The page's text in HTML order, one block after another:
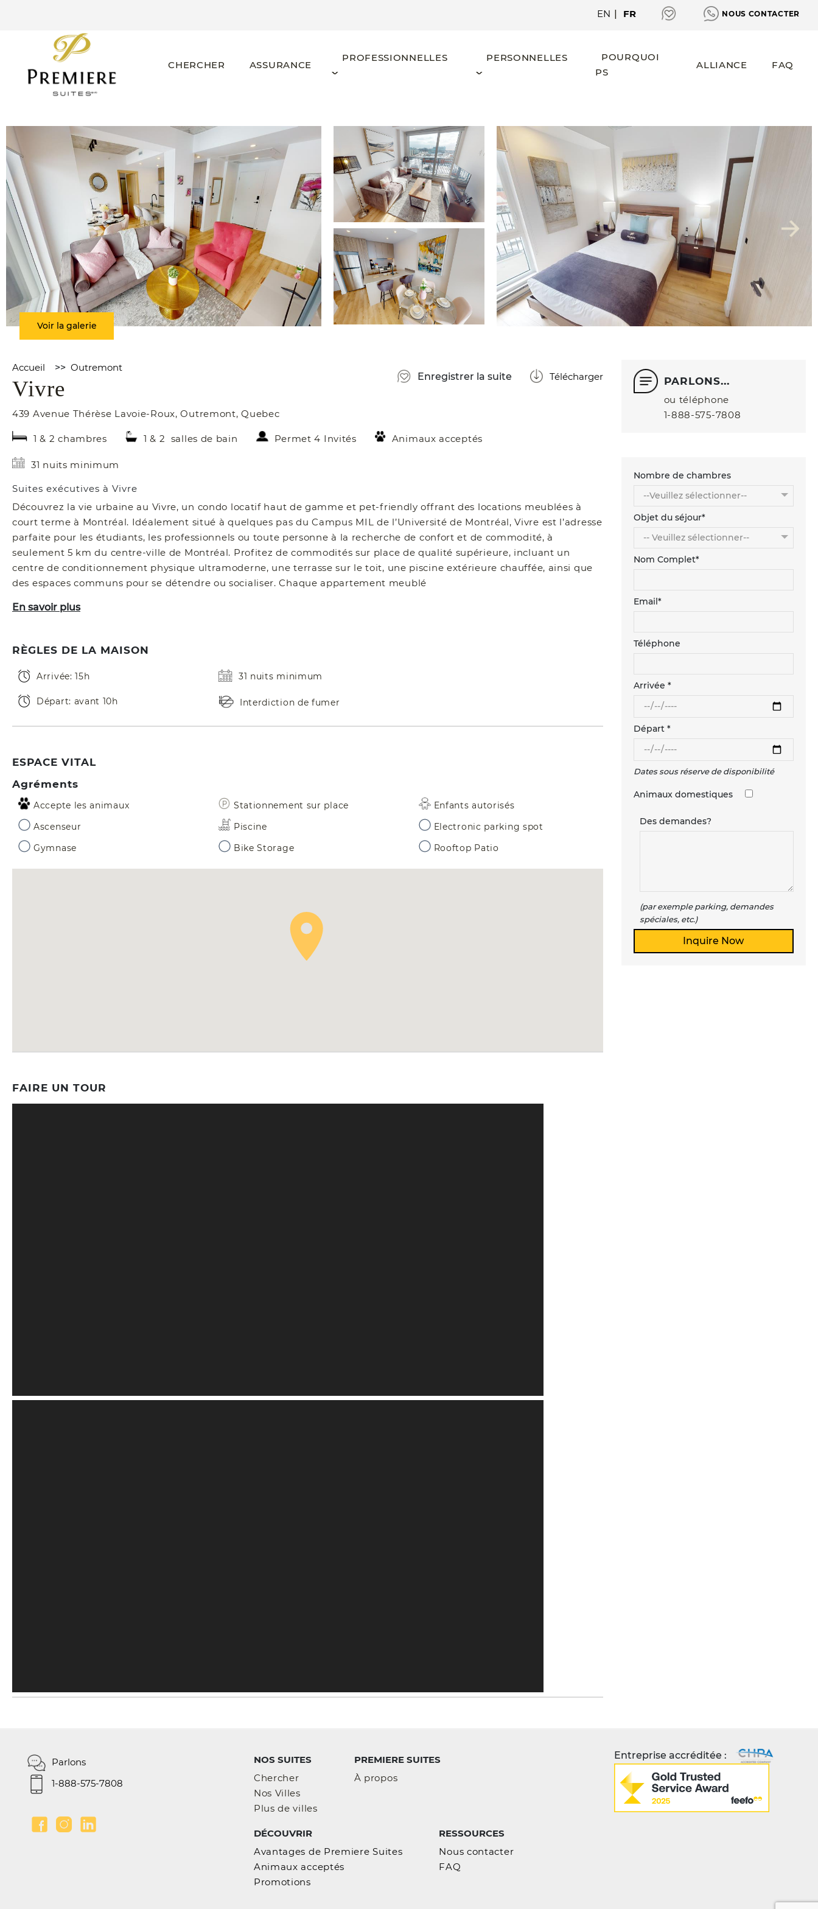
EN | FR NOUS CONTACTER
CHERCHER ASSURANCE
PROFESSIONNELLES PERSONNELLES
POURQUOI
PS
ALLIANCE FAQ
Voir la galerie
Accueil >> Outremont
Vivre
439 Avenue Thérèse Lavoie-Roux,Outremont,Quebec
Enregistrer la suite Télécharger
1 & 2 chambres 1 & 2 salles de bain Permet 4 Invités Animaux acceptés
31 nuits minimum
Suites exécutives à Vivre
Découvrez la vie urbaine au Vivre, un condo locatif haut de gamme et pet-friendly offrant des locations meublées à
court terme à Montréal. Idéalement situé à quelques pas du Campus MIL de l’Université de Montréal, Vivre est l’adresse
parfaite pour les étudiants, les professionnels ou toute personne à la recherche de confort et de commodité, à
seulement 5 km du centre-ville de Montréal. Profitez de commodités sur place de qualité supérieure, incluant un
centre de conditionnement physique ultramoderne, une terrasse sur le toit, une piscine extérieure chauffée, ainsi que
des espaces communs pour se détendre ou socialiser. Chaque appartement meublé
En savoir plus
RÈGLES DE LA MAISON
Arrivée: 15h
Départ: avant 10h
31 nuits minimum
Interdiction de fumer
ESPACE VITAL
Agréments
Accepte les animaux
Ascenseur
Gymnase
Stationnement sur place
Piscine
Bike Storage
Enfants autorisés
Electronic parking spot
Rooftop Patio
FAIRE UN TOUR
de courte durée entièrement meublée
comprend une cuisine entière
PARLONS...
ou téléphone
1‑888‑575‑7808
Nombre de chambres
Objet du séjour*
Nom Complet*
Email*
Téléphone
Arrivée *
Départ *
Dates sous réserve de disponibilité
Animaux domestiques
Des demandes?
(par exemple parking, demandes
spéciales, etc.)
Parlons
1-888-575-7808
NOS SUITES
Chercher
Nos Villes
Plus de villes
PREMIERE SUITES
À propos
DÉCOUVRIR
Avantages de Premiere Suites
Animaux acceptés
Promotions
RESSOURCES
Nous contacter
FAQ
Entreprise accréditée :